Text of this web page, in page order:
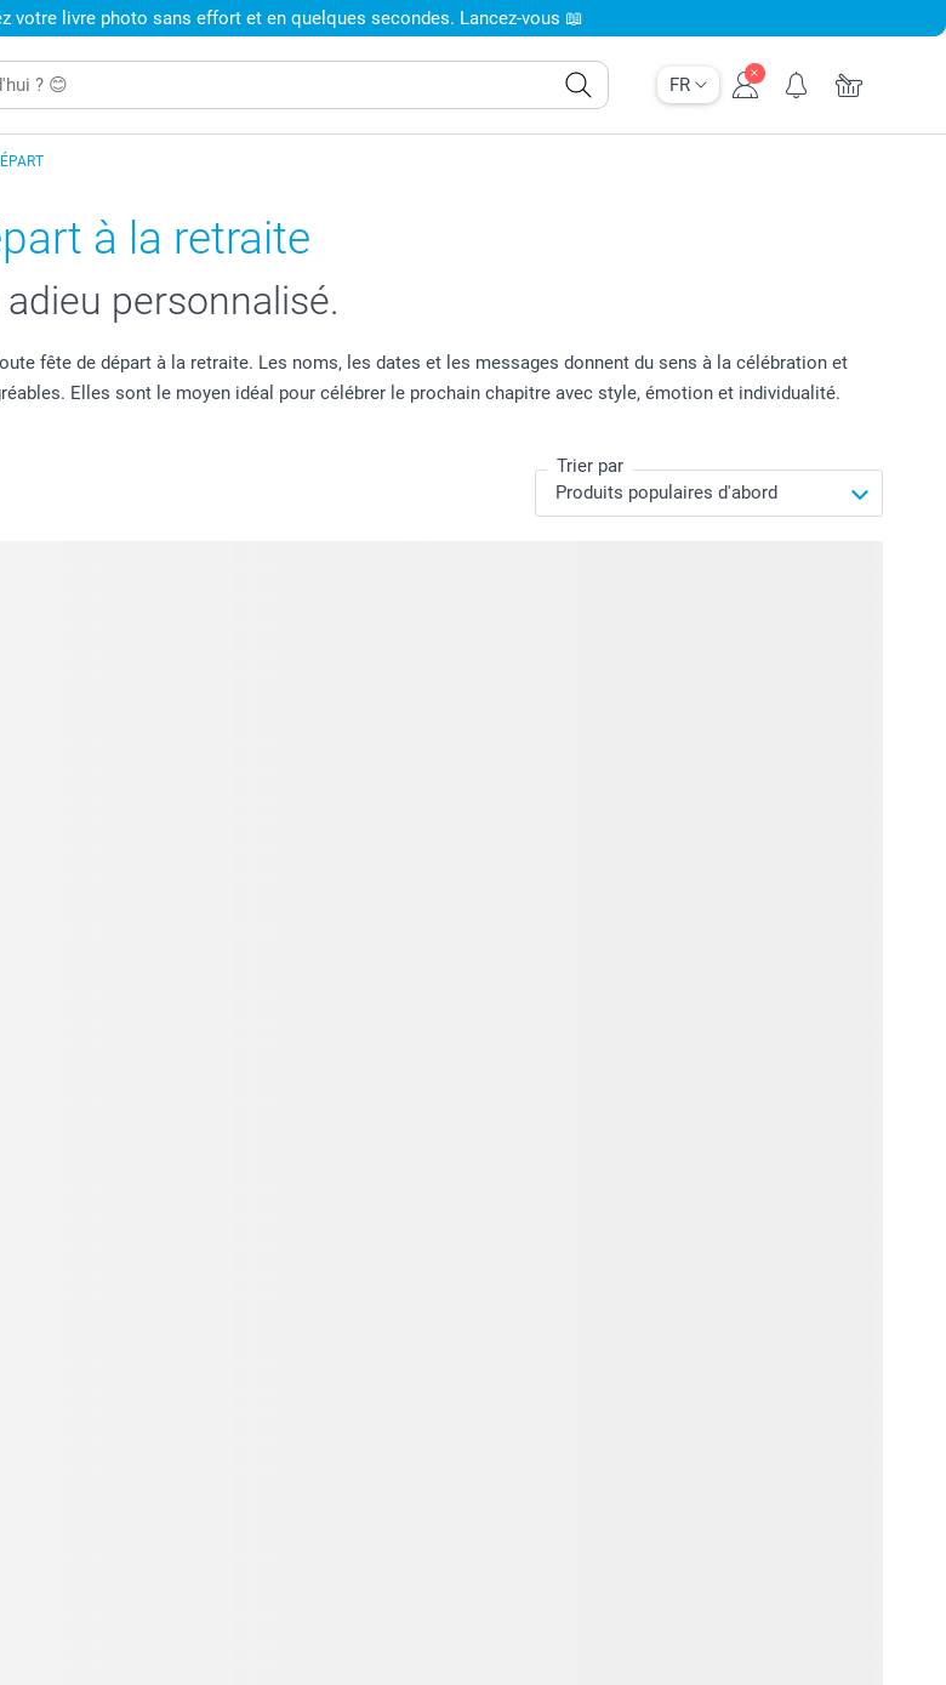
FR
votre livre photo sans effort et en quelques secondes. Lancez-vous 📖
à la retraite
personnalisé.
fête de départ à la retraite. Les noms, les dates et les messages donnent du sens à la célébration et
Elles sont le moyen idéal pour célébrer le prochain chapitre avec style, émotion et individualité.
Trier par